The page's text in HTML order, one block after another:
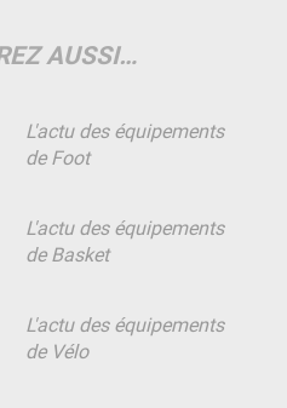
AUSSI…
L'actu des équipements
de Foot
L'actu des équipements
de Basket
L'actu des équipements
de Vélo